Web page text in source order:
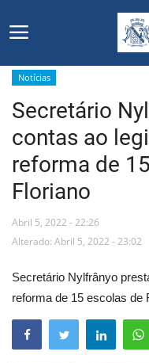
Início
Editais
Floriano
Secretarias e Órgãos
Mural de Licitações
Vídeos
Notícias
Secretário
contas ao
reforma de
Floriano
Abril 5, 2022 - 22:26
Alterado: Abril 5, 2022 - 23:02
Secretário Nylfrânyo
reforma de 15 escolas de